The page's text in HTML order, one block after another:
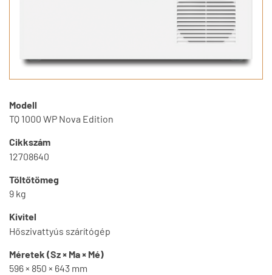
Modell
TQ 1000 WP Nova Edition
Cikkszám
12708640
Töltőtömeg
9 kg
Kivitel
Hőszivattyús szárítógép
Méretek (Sz × Ma × Mé)
596 × 850 × 643 mm